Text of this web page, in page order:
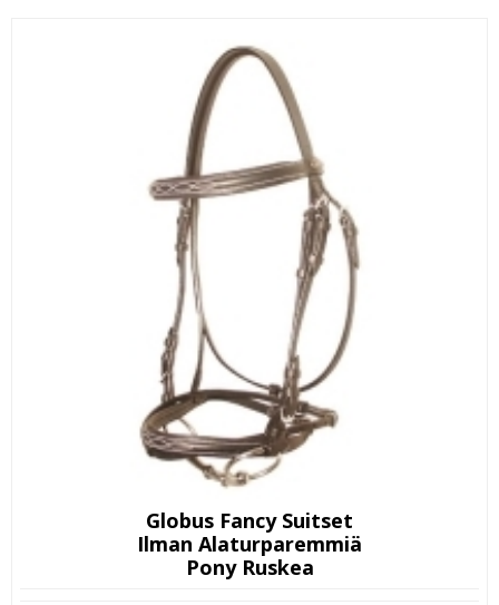
Globus Fancy Suitset
Ilman Alaturparemmiä
Pony Ruskea